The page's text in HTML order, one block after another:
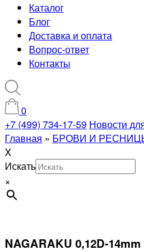
Каталог
Блог
Доставка и оплата
Вопрос-ответ
Контакты
0
+7 (499) 734-17-59 Новости
Главная » БРОВИ И
X
Искать
×
NAGARAKU 0,12D-